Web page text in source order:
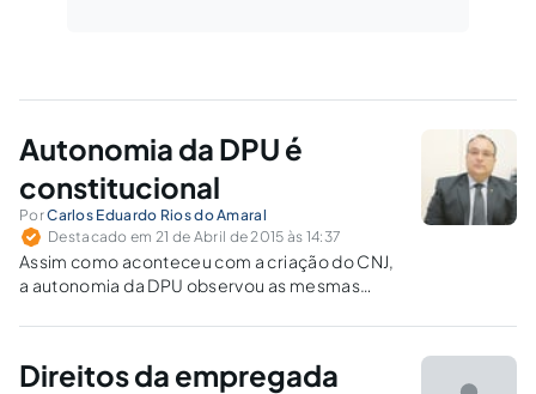
Autonomia da DPU é
constitucional
PorCarlos Eduardo Rios do Amaral
Destacado em 21 de Abril de 2015 às 14:37
Assim como aconteceu com a criação do CNJ,
a autonomia da DPU observou as mesmas
Constituição Federal. É resultante da
brasileiro, de nossa história republicana.
Direitos da empregada